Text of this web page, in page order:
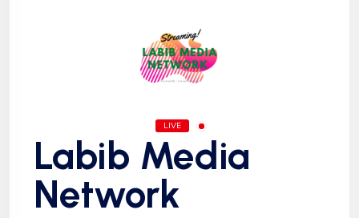
LIVE
Labib Media
Network